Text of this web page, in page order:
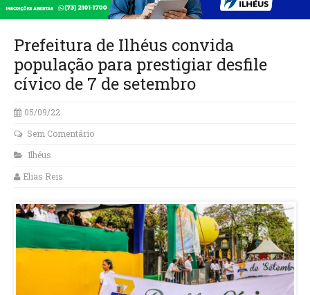
Prefeitura de Ilhéus convida
população para prestigiar desfile
cívico de 7 de setembro
05/09/22
Sem Comentário
Ilhéus
Elias Reis